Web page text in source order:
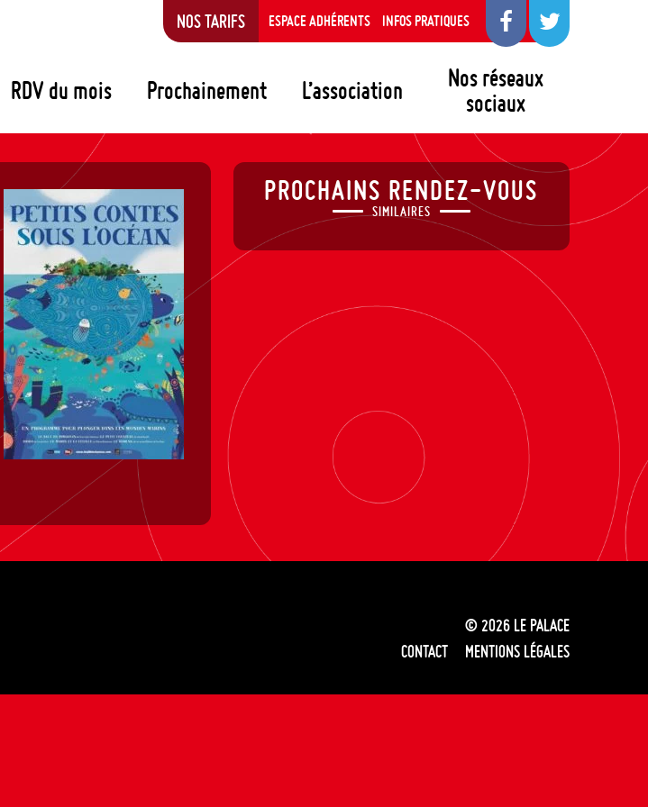
RDV du mois Prochainement L’association
Nos réseaux
sociaux
NOS TARIFS ESPACE ADHÉRENTS INFOS PRATIQUES
PROCHAINS RENDEZ-VOUS
SIMILAIRES
© 2026 LE PALACE
CONTACT
MENTIONS LÉGALES